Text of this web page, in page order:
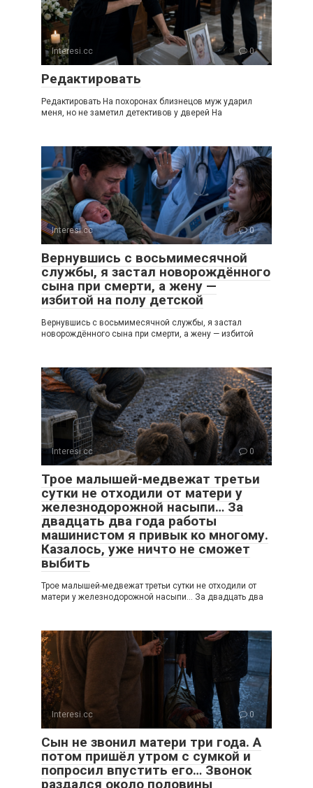
Interesi.cc 0
Редактировать
Редактировать На похоронах близнецов муж ударил
меня, но не заметил детективов у дверей На
Interesi.cc 0
Вернувшись с восьмимесячной
службы, я застал новорождённого
сына при смерти, а жену —
избитой на полу детской
Вернувшись с восьмимесячной службы, я застал
новорождённого сына при смерти, а жену — избитой
Interesi.cc 0
Трое малышей-медвежат третьи
сутки не отходили от матери у
железнодорожной насыпи… За
двадцать два года работы
машинистом я привык ко многому.
Казалось, уже ничто не сможет
выбить
Трое малышей-медвежат третьи сутки не отходили от
матери у железнодорожной насыпи… За двадцать два
Interesi.cc 0
Сын не звонил матери три года. А
потом пришёл утром с сумкой и
попросил впустить его… Звонок
раздался около половины